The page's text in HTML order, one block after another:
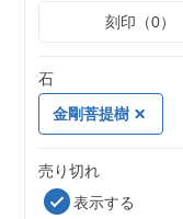
刻印（0）
石
金剛菩提樹
売り切れ
表示する